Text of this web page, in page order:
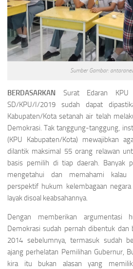
Sumber Gambar:
BERDASARKAN
Surat Edaran
SD/KPU/I/2019 sudah dapat
Kabupaten/Kota setanah air telah
Demokrasi. Tak tanggung-tanggung,
(KPU Kabupaten/Kota) mewajibkan
dilantik maksimal 55 orang relawan
basis pemilih di tiap daerah. Banyak
mengetahui dan memahami kalau
perspektif hukum kelembagaan
layak disoal keabsahannya.
Dengan memberikan argumentasi
Demokrasi sudah pernah dibentuk dan
2014 sebelumnya, termasuk sudah
ajang perhelatan Pemilihan Gubernur,
kira itu bukan alasan yang